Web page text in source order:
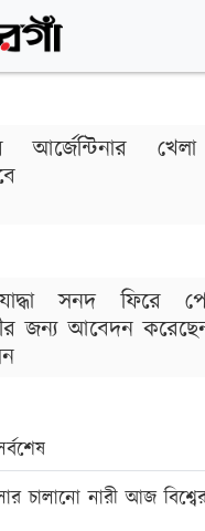
আর্জেন্টিনার
সনদ ফিরে
জন্য আবেদন
চালানো নারী আজ